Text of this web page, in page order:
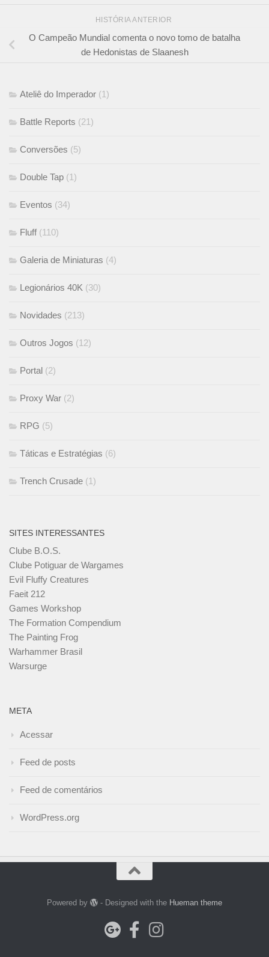
HISTÓRIA ANTERIOR
O Campeão Mundial comenta o novo tomo de batalha
de Hedonistas de Slaanesh
Ateliê do Imperador (1)
Battle Reports (21)
Conversões (5)
Double Tap (1)
Eventos (34)
Fluff (110)
Galeria de Miniaturas (4)
Legionários 40K (30)
Novidades (213)
Outros Jogos (12)
Portal (2)
Proxy War (2)
RPG (5)
Táticas e Estratégias (6)
Trench Crusade (1)
SITES INTERESSANTES
Clube B.O.S.
Clube Potiguar de Wargames
Evil Fluffy Creatures
Faeit 212
Games Workshop
The Formation Compendium
The Painting Frog
Warhammer Brasil
Warsurge
META
Acessar
Feed de posts
Feed de comentários
WordPress.org
Powered by - Designed with the Hueman theme